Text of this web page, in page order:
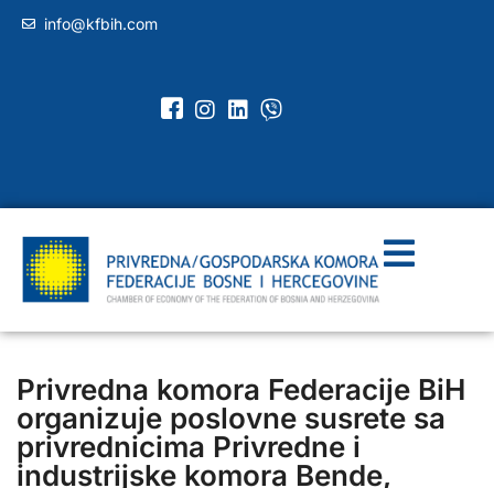
info@kfbih.com
Privredna komora Federacije BiH
organizuje poslovne susrete sa
privrednicima Privredne i
industrijske komora Bende,